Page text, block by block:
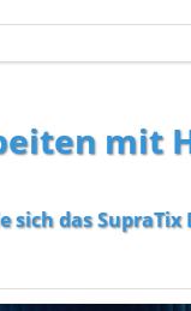
mit
sich dasSupraTix